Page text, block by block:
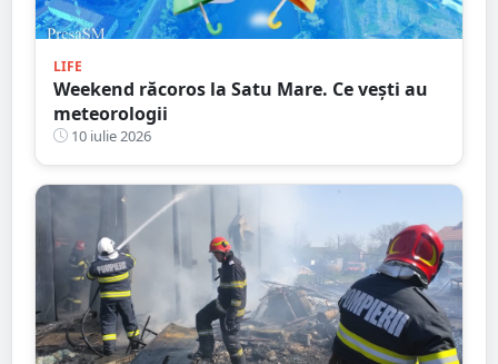
LIFE
Weekend răcoros la Satu Mare. Ce vești au
meteorologii
10 iulie 2026